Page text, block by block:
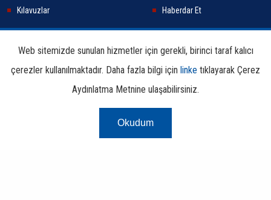
Kılavuzlar Haberdar Et
Araştırma ve Yayınlar İletişim Bilgileri
Kullanım
Koşulları
Web sitemizde sunulan hizmetler için gerekli, birinci taraf kalıcı
çerezler kullanılmaktadır. Daha fazla bilgi için linke tıklayarak Çerez
Aydınlatma Metnine ulaşabilirsiniz.
Okudum